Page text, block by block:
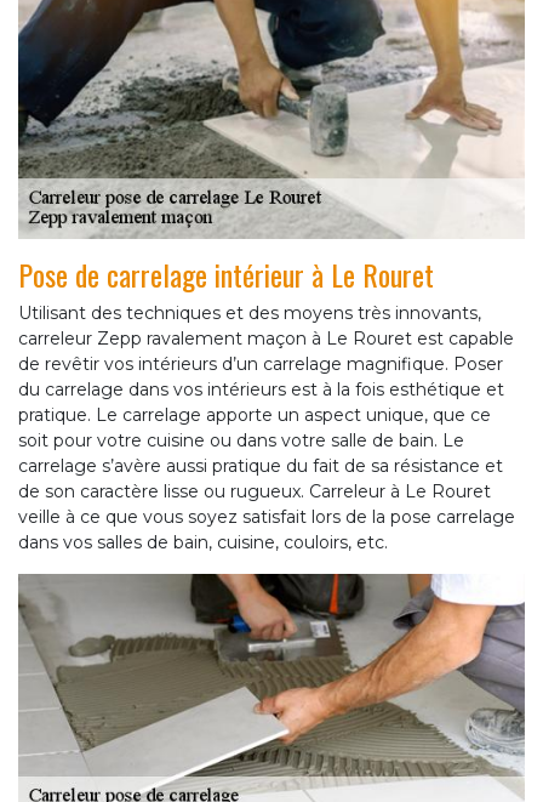
Pose de carrelage intérieur à Le Rouret
Utilisant des techniques et des moyens très innovants,
carreleur Zepp ravalement maçon à Le Rouret est capable
de revêtir vos intérieurs d’un carrelage magnifique. Poser
du carrelage dans vos intérieurs est à la fois esthétique et
pratique. Le carrelage apporte un aspect unique, que ce
soit pour votre cuisine ou dans votre salle de bain. Le
carrelage s’avère aussi pratique du fait de sa résistance et
de son caractère lisse ou rugueux. Carreleur à Le Rouret
veille à ce que vous soyez satisfait lors de la pose carrelage
dans vos salles de bain, cuisine, couloirs, etc.